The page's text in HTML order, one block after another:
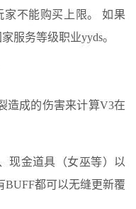
不能购买上限。 如果
服务等级职业yyds。
造成的伤害来计算V3在
现金道具（女巫等）以
BUFF都可以无缝更新覆